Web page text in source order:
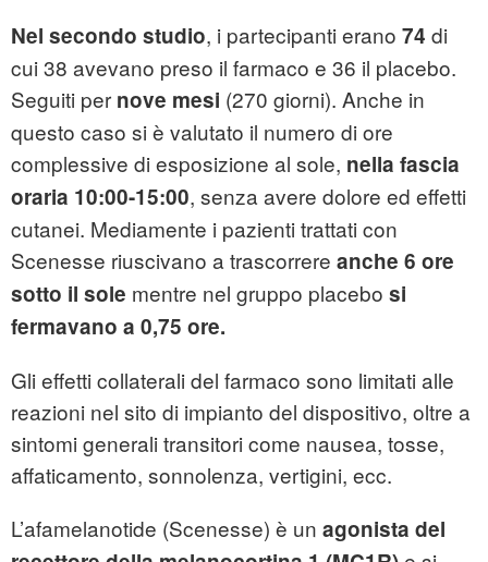
Nel secondo studio, i partecipanti erano 74 di
cui 38 avevano preso il farmaco e 36 il placebo.
Seguiti per nove mesi (270 giorni). Anche in
questo caso si è valutato il numero di ore
complessive di esposizione al sole, nella fascia
oraria 10:00-15:00, senza avere dolore ed effetti
cutanei. Mediamente i pazienti trattati con
Scenesse riuscivano a trascorrere anche 6 ore
sotto il sole mentre nel gruppo placebo si
fermavano a 0,75 ore.
Gli effetti collaterali del farmaco sono limitati alle
reazioni nel sito di impianto del dispositivo, oltre a
sintomi generali transitori come nausea, tosse,
affaticamento, sonnolenza, vertigini, ecc.
L’afamelanotide (Scenesse) è un agonista del